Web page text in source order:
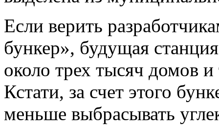
Если верить
бункер», будущая
около трех тысяч домов
Кстати, за счет этого
меньше выбрасывать